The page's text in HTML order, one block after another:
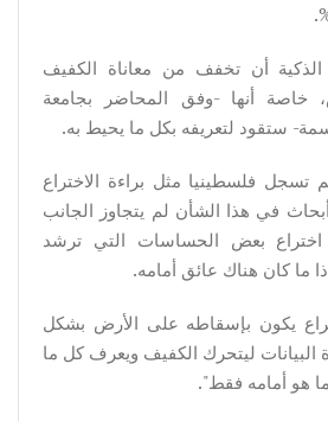
الذكية أن تخفف من معاناة الكفيف
خاصة أنها -وفق المحاضر بجامعة
ستقود لتعريفه بكل ما يحيط به.
تسجل فلسطينيا مثل براءة الاختراع
في هذا الشأن لم يتجاوز الجانب
اختراع بعض الحساسات التي ترشد
ما كان هناك عائق أمامه.
يكون بإسقاطه على الأرض بشكل
ليتحرك الكفيف ويعرف كل ما
هو أمامه فقط".